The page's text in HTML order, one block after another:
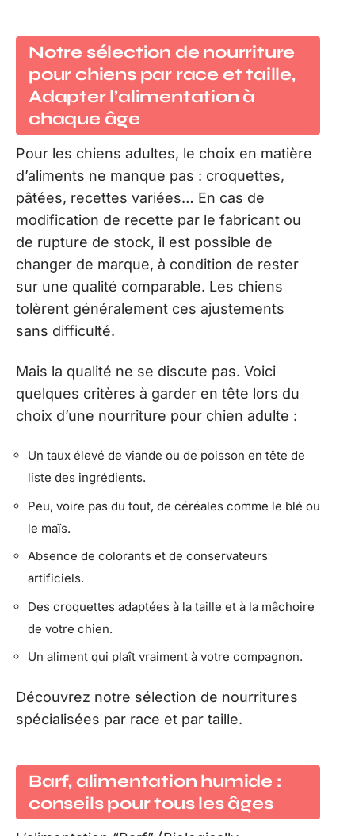
Notre sélection de nourriture
pour chiens par race et taille,
Adapter l’alimentation à
chaque âge
Pour les chiens adultes, le choix en matière
d’aliments ne manque pas : croquettes,
pâtées, recettes variées… En cas de
modification de recette par le fabricant ou
de rupture de stock, il est possible de
changer de marque, à condition de rester
sur une qualité comparable. Les chiens
tolèrent généralement ces ajustements
sans difficulté.
Mais la qualité ne se discute pas. Voici
quelques critères à garder en tête lors du
choix d’une nourriture pour chien adulte :
Un taux élevé de viande ou de poisson en tête de
liste des ingrédients.
Peu, voire pas du tout, de céréales comme le blé ou
le maïs.
Absence de colorants et de conservateurs
artificiels.
Des croquettes adaptées à la taille et à la mâchoire
de votre chien.
Un aliment qui plaît vraiment à votre compagnon.
Découvrez notre sélection de nourritures
spécialisées par race et par taille.
Barf, alimentation humide :
conseils pour tous les âges